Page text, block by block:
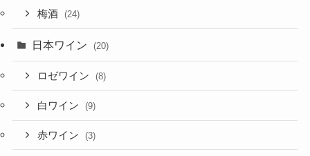
梅酒 (24)
日本ワイン (20)
ロゼワイン (8)
白ワイン (9)
赤ワイン (3)